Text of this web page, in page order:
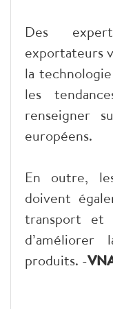
Des
exportateurs
la
les
renseigner
européens.
En outre,
doivent
transport et
produits. -